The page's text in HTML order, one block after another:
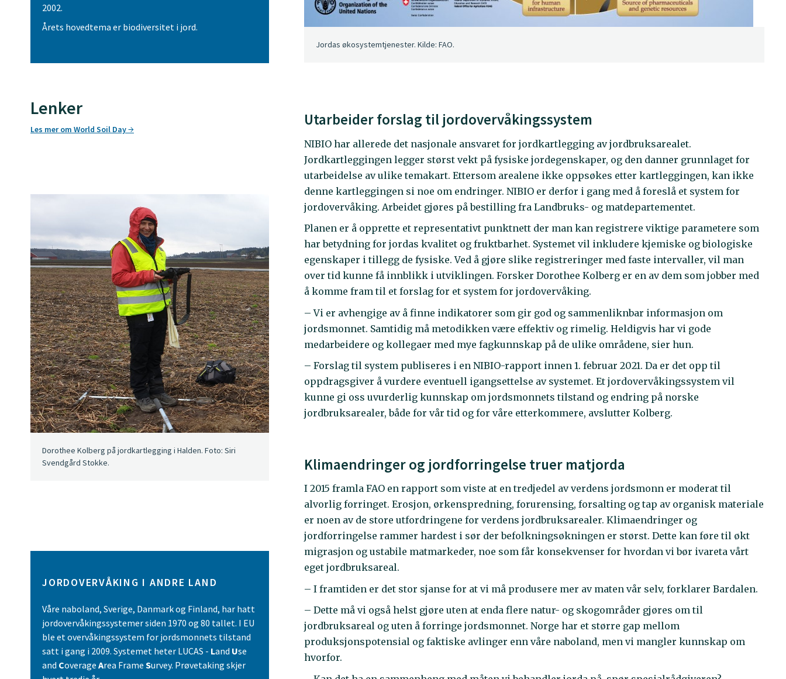
Jordas økosystemtjenester. Kilde: FAO.
Utarbeider forslag til jordovervåkingssystem
NIBIO har allerede det nasjonale ansvaret for jordkartlegging av jordbruksarealet.
Jordkartleggingen legger størst vekt på fysiske jordegenskaper, og den danner grunnlaget for
utarbeidelse av ulike temakart. Ettersom arealene ikke oppsøkes etter kartleggingen, kan ikke
denne kartleggingen si noe om endringer. NIBIO er derfor i gang med å foreslå et system for
jordovervåking. Arbeidet gjøres på bestilling fra Landbruks- og matdepartementet.
Planen er å opprette et representativt punktnett der man kan registrere viktige parametere som
har betydning for jordas kvalitet og fruktbarhet. Systemet vil inkludere kjemiske og biologiske
egenskaper i tillegg de fysiske. Ved å gjøre slike registreringer med faste intervaller, vil man
over tid kunne få innblikk i utviklingen. Forsker Dorothee Kolberg er en av dem som jobber med
å komme fram til et forslag for et system for jordovervåking.
– Vi er avhengige av å finne indikatorer som gir god og sammenliknbar informasjon om
jordsmonnet. Samtidig må metodikken være effektiv og rimelig. Heldigvis har vi gode
medarbeidere og kollegaer med mye fagkunnskap på de ulike områdene, sier hun.
– Forslag til system publiseres i en NIBIO-rapport innen 1. februar 2021. Da er det opp til
oppdragsgiver å vurdere eventuell igangsettelse av systemet. Et jordovervåkingssystem vil
kunne gi oss uvurderlig kunnskap om jordsmonnets tilstand og endring på norske
jordbruksarealer, både for vår tid og for våre etterkommere, avslutter Kolberg.
Klimaendringer og jordforringelse truer matjorda
I 2015 framla FAO en rapport som viste at en tredjedel av verdens jordsmonn er moderat til
alvorlig forringet. Erosjon, ørkenspredning, forurensing, forsalting og tap av organisk materiale
er noen av de store utfordringene for verdens jordbruksarealer. Klimaendringer og
jordforringelse rammer hardest i sør der befolkningsøkningen er størst. Dette kan føre til økt
migrasjon og ustabile matmarkeder, noe som får konsekvenser for hvordan vi bør ivareta vårt
eget jordbruksareal.
– I framtiden er det stor sjanse for at vi må produsere mer av maten vår selv, forklarer Bardalen.
– Dette må vi også helst gjøre uten at enda flere natur- og skogområder gjøres om til
jordbruksareal og uten å forringe jordsmonnet. Norge har et større gap mellom
produksjonspotensial og faktiske avlinger enn våre naboland, men vi mangler kunnskap om
hvorfor.
2002.
Årets hovedtema er biodiversitet i jord.
Lenker
Les mer om World Soil Day
Dorothee Kolberg på jordkartlegging i Halden. Foto: Siri
Svendgård Stokke.
JORDOVERVÅKING I ANDRE LAND
Våre naboland, Sverige, Danmark og Finland, har hatt
jordovervåkingssystemer siden 1970 og 80 tallet. I EU
ble et overvåkingssystem for jordsmonnets tilstand
satt i gang i 2009. Systemet heter LUCAS - Land Use
and Coverage Area Frame Survey. Prøvetaking skjer